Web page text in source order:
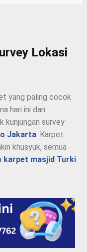
Lokasi
yang paling cocok
hari ini dan
kunjungan survey
Jakarta . Karpet
khusyuk, semua
karpet masjid Turki